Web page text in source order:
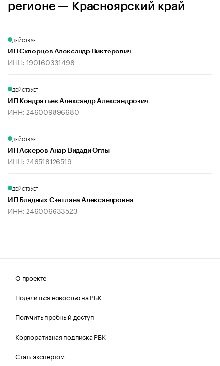
регионе — Красноярский край
ДЕЙСТВУЕТ
ИП Скворцов Александр Викторович
ИНН: 190160331498
ДЕЙСТВУЕТ
ИП Кондратьев Александр Александрович
ИНН: 246009896680
ДЕЙСТВУЕТ
ИП Аскеров Анар Видади Оглы
ИНН: 246518126519
ДЕЙСТВУЕТ
ИП Бледных Светлана Александровна
ИНН: 246006633523
О проекте
Поделиться новостью на РБК
Получить пробный доступ
Корпоративная подписка РБК
Стать экспертом